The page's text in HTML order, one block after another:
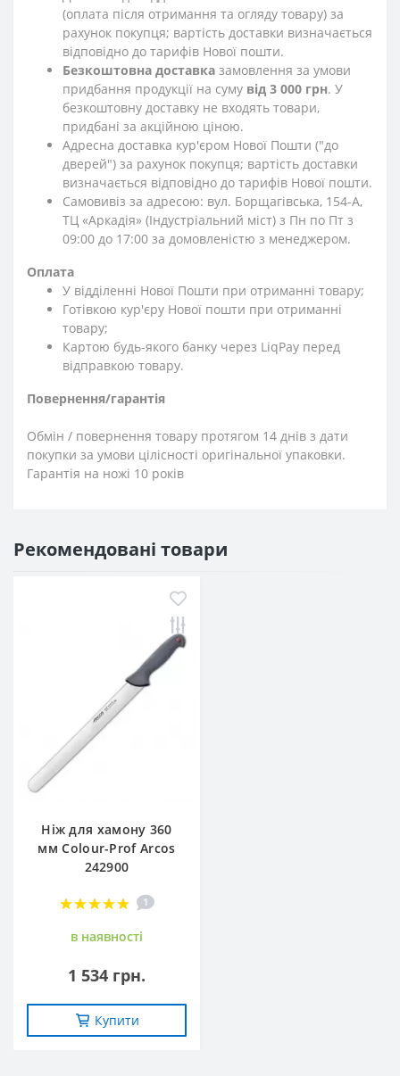
(оплата після отримання та огляду товару) за
рахунок покупця; вартість доставки визначається
відповідно до тарифів Нової пошти.
Безкоштовна доставка замовлення за умови
придбання продукції на суму від 3 000 грн. У
безкоштовну доставку не входять товари,
придбані за акційною ціною.
Адресна доставка кур'єром Нової Пошти ("до
дверей") за рахунок покупця; вартість доставки
визначається відповідно до тарифів Нової пошти.
Самовивіз за адресою: вул. Борщагівська, 154-А,
ТЦ «Аркадія» (Індустріальний міст) з Пн по Пт з
09:00 до 17:00 за домовленістю з менеджером.
Оплата
У відділенні Нової Пошти при отриманні товару;
Готівкою кур'єру Нової пошти при отриманні
товару;
Картою будь-якого банку через LiqPay перед
відправкою товару.
Повернення/гарантія
Обмін / повернення товару протягом 14 днів з дати
покупки за умови цілісності оригінальної упаковки.
Гарантія на ножі 10 років
Рекомендовані товари
Ніж для хамону 360
мм Colour-Prof Arcos
242900
1
в наявностi
1 534 грн.
Купити